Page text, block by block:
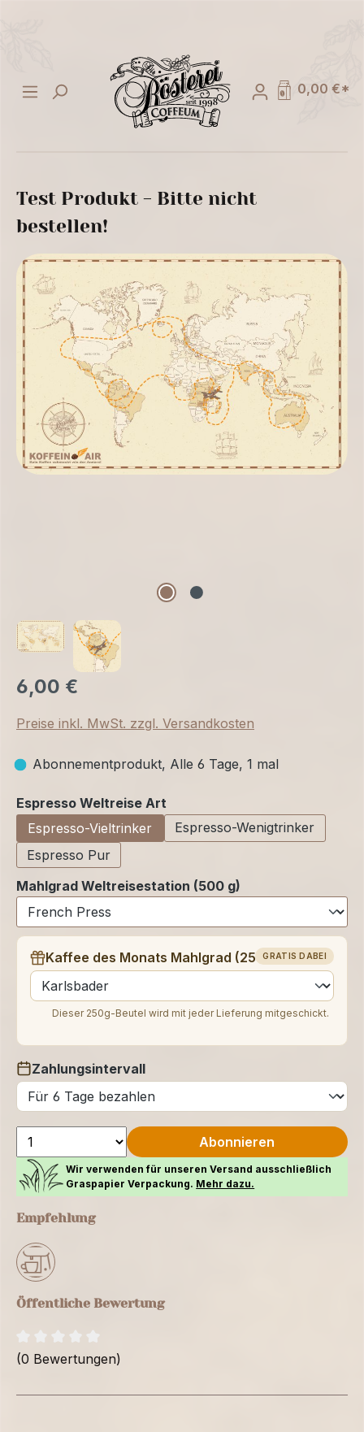
0,00 €*
Test Produkt - Bitte nicht
bestellen!
6,00 €
Preise inkl. MwSt. zzgl. Versandkosten
Abonnementprodukt, Alle 6 Tage, 1 mal
Espresso Weltreise Art
Espresso-Vieltrinker
Espresso-Wenigtrinker
Espresso Pur
Mahlgrad Weltreisestation (500 g)
GRATIS DABEI
Kaffee des Monats Mahlgrad (250 g)
auswählen
Dieser 250g-Beutel wird mit jeder Lieferung mitgeschickt.
Zahlungsintervall
auswählen
Abonnieren
Wir verwenden für unseren Versand ausschließlich
Graspapier Verpackung. Mehr dazu.
Empfehlung
Öffentliche Bewertung
(0 Bewertungen)